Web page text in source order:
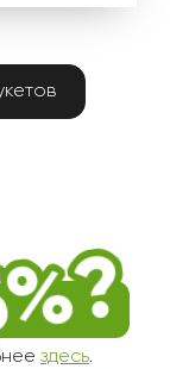
здесь.